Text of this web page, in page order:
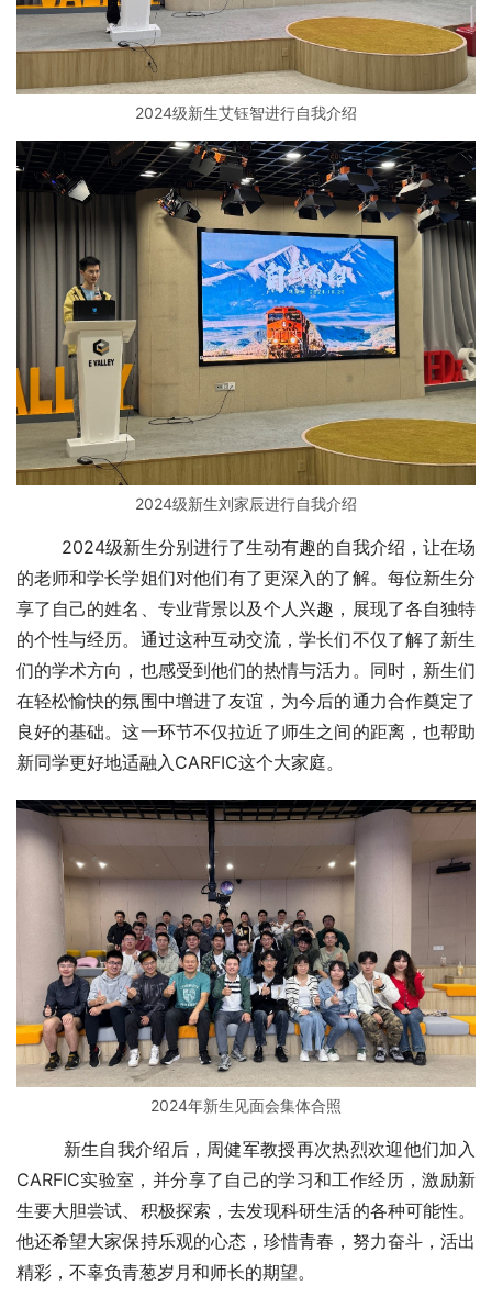
2024级新生艾钰智进行自我介绍
2024级新生刘家辰进行自我介绍
的老师和学长学姐们对他们有了更深入的了解。每位新生分
享了自己的姓名、专业背景以及个人兴趣，展现了各自独特
的个性与经历。通过这种互动交流，学长们不仅了解了新生
们的学术方向，也感受到他们的热情与活力。同时，新生们
在轻松愉快的氛围中增进了友谊，为今后的通力合作奠定了
良好的基础。这一环节不仅拉近了师生之间的距离，也帮助
新同学更好地适融入CARFIC这个大家庭。
2024年新生见面会集体合照
CARFIC实验室，并分享了自己的学习和工作经历，激励新
生要大胆尝试、积极探索，去发现科研生活的各种可能性。
他还希望大家保持乐观的心态，珍惜青春，努力奋斗，活出
精彩，不辜负青葱岁月和师长的期望。